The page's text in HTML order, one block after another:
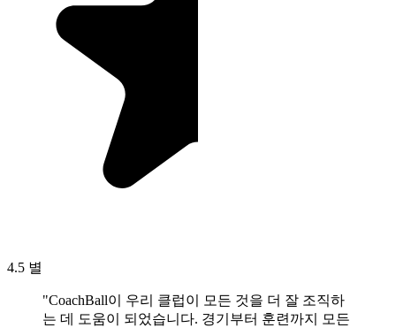
4.5 별
"CoachBall이 우리 클럽이 모든 것을 더 잘 조직하
는 데 도움이 되었습니다. 경기부터 훈련까지 모든